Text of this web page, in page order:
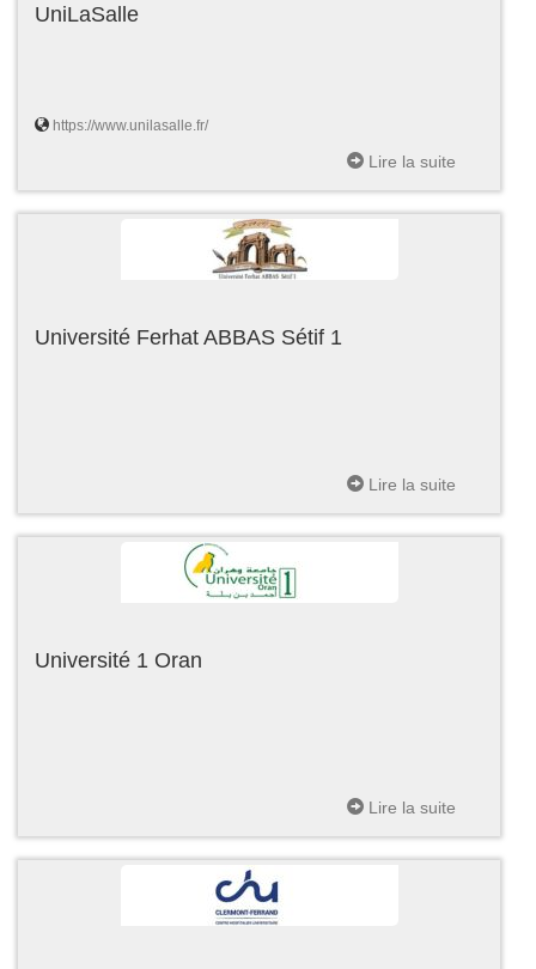
UniLaSalle
https://www.unilasalle.fr/
Lire la suite
Université Ferhat ABBAS Sétif 1
Lire la suite
Université 1 Oran
Lire la suite